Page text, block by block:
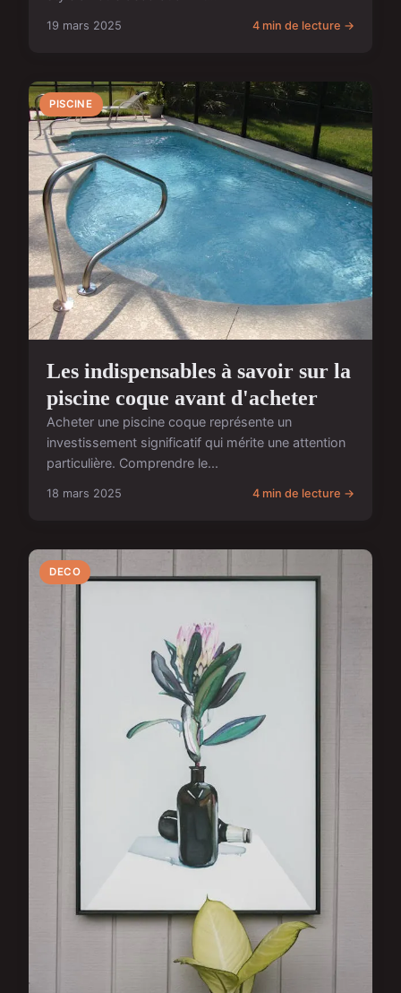
19 mars 2025 4 min de lecture →
PISCINE
Les indispensables à savoir sur la
piscine coque avant d'acheter
Acheter une piscine coque représente un
investissement significatif qui mérite une attention
particulière. Comprendre le...
18 mars 2025 4 min de lecture →
DECO